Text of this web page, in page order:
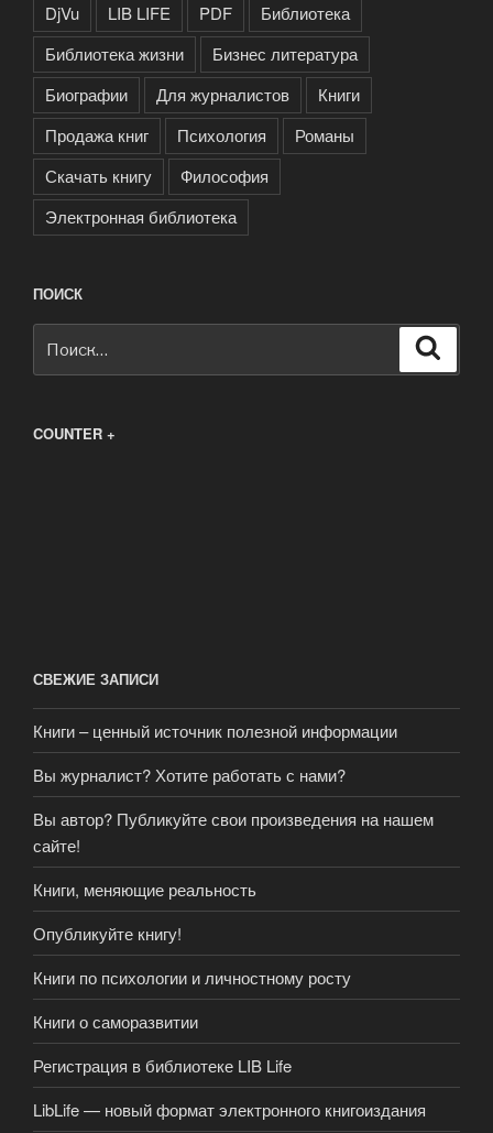
DjVu LIB LIFE PDF
Библиотека
Библиотека жизни
Бизнес литература
Биографии
Для журналистов
Книги
Продажа книг
Психология
Романы
Скачать книгу
Философия
Электронная библиотека
ПОИСК
COUNTER +
СВЕЖИЕ ЗАПИСИ
Книги – ценный источник полезной информации
Вы журналист? Хотите работать с нами?
Вы автор? Публикуйте свои произведения на нашем
сайте!
Книги, меняющие реальность
Опубликуйте книгу!
Книги по психологии и личностному росту
Книги о саморазвитии
Регистрация в библиотеке LIB Life
LibLife — новый формат электронного книгоиздания